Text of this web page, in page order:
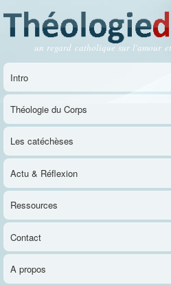
contenu
principal
Théologie du Corps
un regard catholique sur l'amour
Menu principal
Intro
Théologie du Corps
Les catéchèses
Actu & Réflexion
Ressources
Contact
A propos